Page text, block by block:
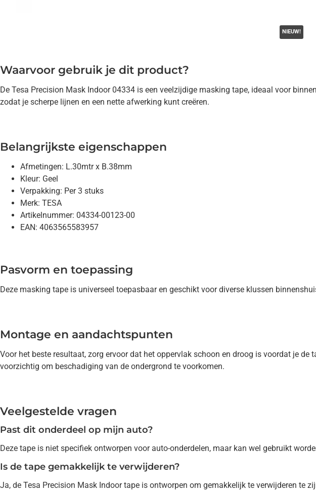
NIEUW!
Waarvoor gebruik je dit product?
De Tesa Precision Mask Indoor 04334 is een veelzijdige masking tape, ideaal voor
zodat je scherpe lijnen en een nette afwerking kunt creëren.
Belangrijkste eigenschappen
Afmetingen: L.30mtr x B.38mm
Kleur: Geel
Verpakking: Per 3 stuks
Merk: TESA
Artikelnummer: 04334-00123-00
EAN: 4063565583957
Pasvorm en toepassing
Deze masking tape is universeel toepasbaar en geschikt voor diverse klussen
Montage en aandachtspunten
Voor het beste resultaat, zorg ervoor dat het oppervlak schoon en droog is voordat je
voorzichtig om beschadiging van de ondergrond te voorkomen.
Veelgestelde vragen
Past dit onderdeel op mijn auto?
Deze tape is niet specifiek ontworpen voor auto-onderdelen, maar kan wel gebruikt
Is de tape gemakkelijk te verwijderen?
Ja, de Tesa Precision Mask Indoor tape is ontworpen om gemakkelijk te verwijderen te